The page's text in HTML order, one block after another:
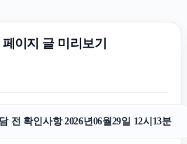
이지 글 미리보기
전 확인사항 2026년06월29일 12시13분